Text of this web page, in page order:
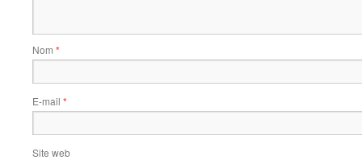
Nom *
E-mail *
Site web